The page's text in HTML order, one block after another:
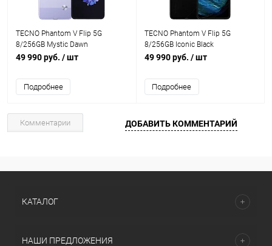
TECNO Phantom V Flip 5G
8/256GB Mystic Dawn
49 990 руб. / шт
Подробнее
TECNO Phantom V Flip 5G
8/256GB Iconic Black
49 990 руб. / шт
Подробнее
Комментарии ДОБАВИТЬ КОММЕНТАРИЙ
КАТАЛОГ
НАШИ ПРЕДЛОЖЕНИЯ